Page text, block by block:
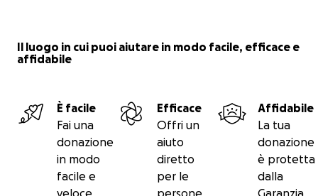
che sono state da lei ricambiate con generosità.
Il luogo in cui puoi aiutare in modo facile, efficace e
affidabile
È facile
Fai una
donazione
in modo
facile e
veloce
Efficace
Offri un
aiuto
diretto
per le
persone
Affidabile
La tua
donazione
è protetta
dalla
Garanzia